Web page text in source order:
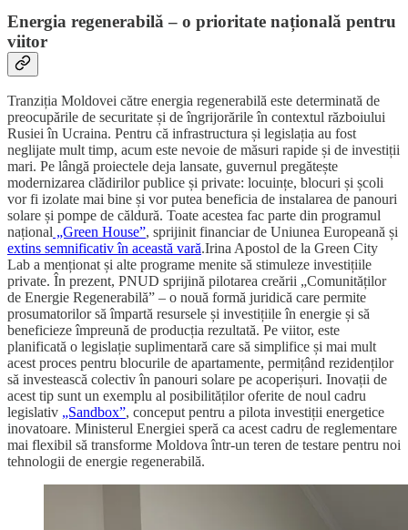
Energia regenerabilă – o prioritate națională pentru
viitor
Tranziția Moldovei către energia regenerabilă este determinată de
preocupările de securitate și de îngrijorările în contextul războiului
Rusiei în Ucraina. Pentru că infrastructura și legislația au fost
neglijate mult timp, acum este nevoie de măsuri rapide și de investiții
mari. Pe lângă proiectele deja lansate, guvernul pregătește
modernizarea clădirilor publice și private: locuințe, blocuri și școli
vor fi izolate mai bine și vor putea beneficia de instalarea de panouri
solare și pompe de căldură. Toate acestea fac parte din programul
național „Green House”, sprijinit financiar de Uniunea Europeană și
extins semnificativ în această vară.Irina Apostol de la Green City
Lab a menționat și alte programe menite să stimuleze investițiile
private. În prezent, PNUD sprijină pilotarea creării „Comunităților
de Energie Regenerabilă” – o nouă formă juridică care permite
prosumatorilor să împartă resursele și investițiile în energie și să
beneficieze împreună de producția rezultată. Pe viitor, este
planificată o legislație suplimentară care să simplifice și mai mult
acest proces pentru blocurile de apartamente, permițând rezidenților
să investească colectiv în panouri solare pe acoperișuri. Inovații de
acest tip sunt un exemplu al posibilităților oferite de noul cadru
legislativ „Sandbox”, conceput pentru a pilota investiții energetice
inovatoare. Ministerul Energiei speră ca acest cadru de reglementare
mai flexibil să transforme Moldova într-un teren de testare pentru noi
tehnologii de energie regenerabilă.